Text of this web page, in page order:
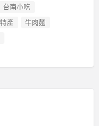
台南小吃
產
牛肉麵